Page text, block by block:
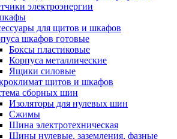
электроэнергии
для щитов и шкафов
шкафов готовые
Боксы пластиковые
Корпуса металлические
Ящики силовые
щитов и шкафов
сборных шин
Изоляторы для нулевых шин
Сжимы
Шина электротехническая
Шины нулевые, заземления, фазные